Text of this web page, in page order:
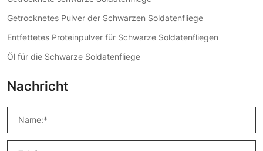
Getrocknetes Pulver der Schwarzen Soldatenfliege
Entfettetes Proteinpulver für Schwarze Soldatenfliegen
Öl für die Schwarze Soldatenfliege
Nachricht